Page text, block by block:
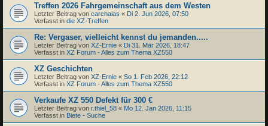
Treffen 2026 Fahrgemeinschaft aus dem Westen
Letzter Beitrag von carchaias « Di 2. Jun 2026, 07:50
Verfasst in die XZ-Treffen
Re: Vergaser, vielleicht kennst du jemanden.....
Letzter Beitrag von XZ-Ernie « Di 31. Mär 2026, 18:47
Verfasst in XZ Forum - Alles zum Thema XZ550
XZ Geschichten
Letzter Beitrag von XZ-Ernie « So 1. Feb 2026, 22:12
Verfasst in XZ Forum - Alles zum Thema XZ550
Verkaufe XZ 550 Defekt für 300 €
Letzter Beitrag von r.thiel_58 « Mo 12. Jan 2026, 11:15
Verfasst in Biete - Suche